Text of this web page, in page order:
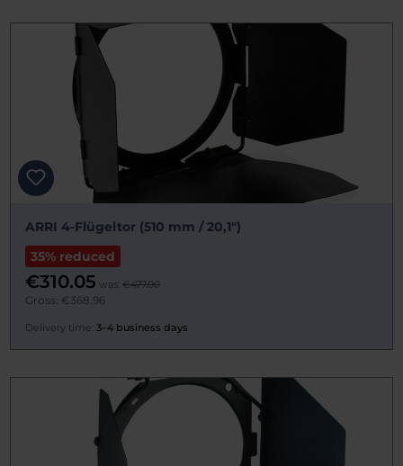
ARRI 4-Flügeltor (510 mm / 20,1")
35% reduced
€310.05 was: €477.00
Gross: €368.96
Delivery time: 3–4 business days